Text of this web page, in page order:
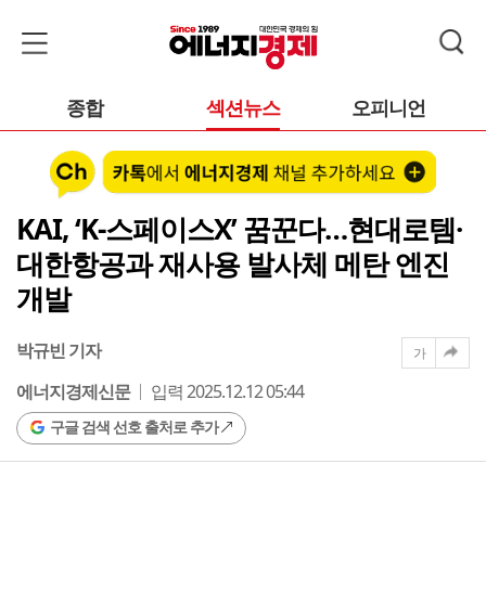
종합 섹션뉴스 오피니언
KAI, ‘K-스페이스X’ 꿈꾼다…현대로템·
대한항공과 재사용 발사체 메탄 엔진
개발
박규빈 기자
에너지경제신문
입력 2025.12.12 05:44
구글 검색 선호 출처로 추가
가